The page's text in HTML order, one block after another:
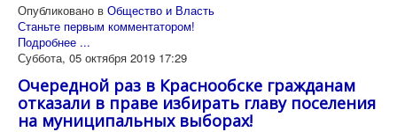
Опубликовано в Общество и Власть
Станьте первым комментатором!
Подробнее ...
Суббота, 05 октября 2019 17:29
Очередной раз в Краснообске гражданам
отказали в праве избирать главу поселения
на муниципальных выборах!